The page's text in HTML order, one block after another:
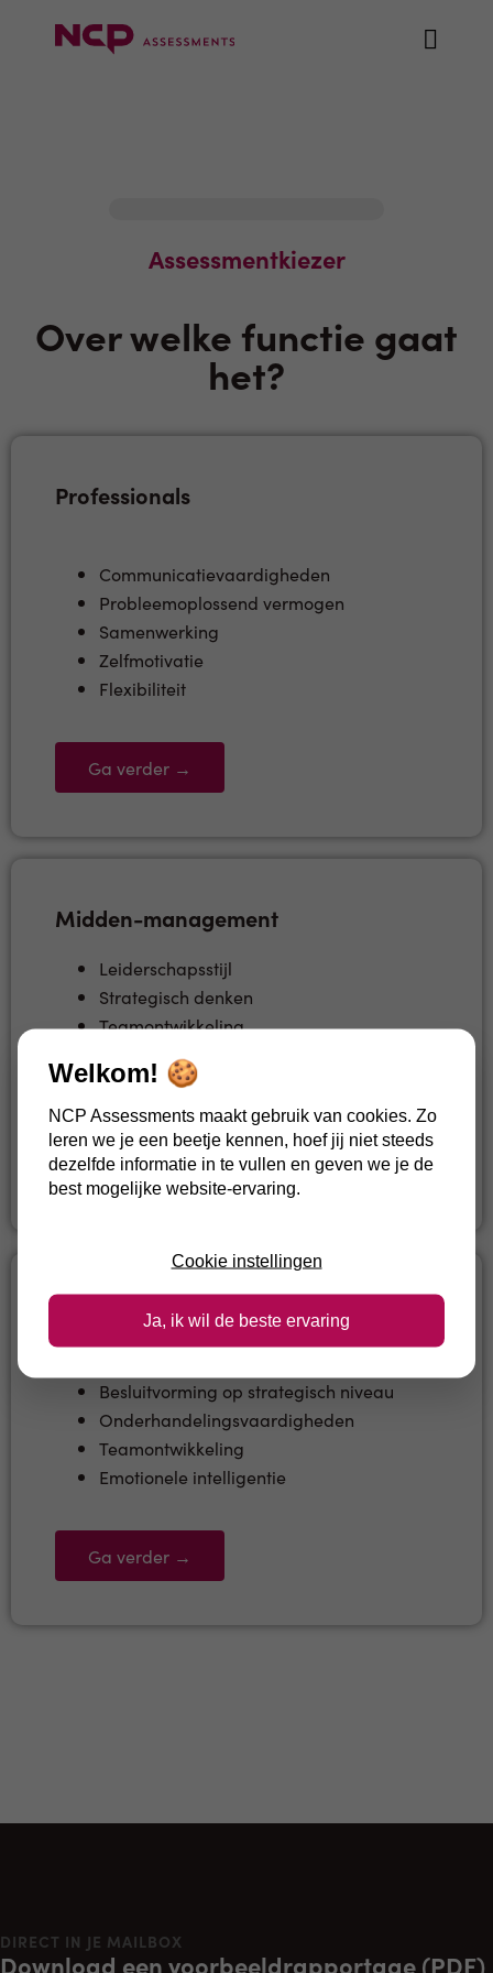
Assessmentkiezer
Over welke functie gaat
het?
Professionals
Communicatievaardigheden
Probleemoplossend vermogen
Samenwerking
Zelfmotivatie
Flexibiliteit
Ga verder →
Midden-management
Leiderschapsstijl
Strategisch denken
Teamontwikkeling
Besluitvaardigheid
Emotionele intelligentie
Ga verder →
Executive
Besluitvorming op strategisch niveau
Onderhandelingsvaardigheden
Teamontwikkeling
Emotionele intelligentie
Ga verder →
DIRECT IN JE MAILBOX
Download een voorbeeldrapportage (PDF)
Welkom! 🍪
NCP Assessments maakt gebruik van cookies. Zo
leren we je een beetje kennen, hoef jij niet steeds
dezelfde informatie in te vullen en geven we je de
best mogelijke website-ervaring.
Cookie instellingen
Ja, ik wil de beste ervaring